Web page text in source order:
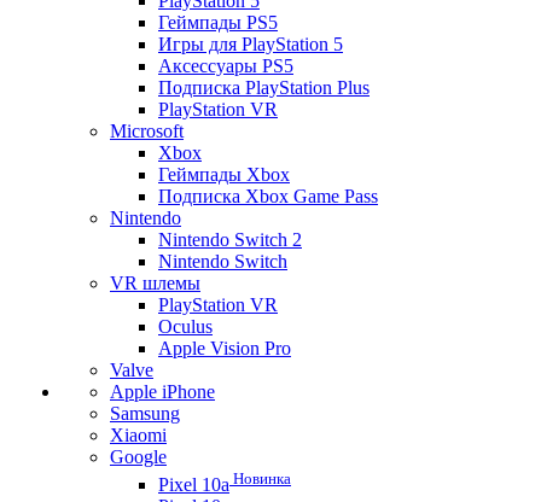
Геймпады PS5
Игры для PlayStation 5
Аксессуары PS5
Подписка PlayStation Plus
PlayStation VR
Microsoft
Xbox
Геймпады Xbox
Подписка Xbox Game Pass
Nintendo
Nintendo Switch 2
Nintendo Switch
VR шлемы
PlayStation VR
Oculus
Apple Vision Pro
Valve
Apple iPhone
Samsung
Xiaomi
Google
Pixel 10a Новинка